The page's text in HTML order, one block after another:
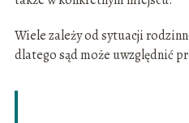
Wiele zależy od sytuacji
dlatego sąd może uwzględnić